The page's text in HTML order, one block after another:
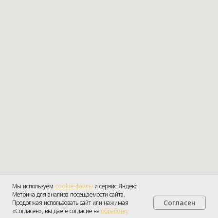
Мы используем cookie-файлы и сервис Яндекс
Метрика для анализа посещаемости сайта.
Продолжая использовать сайт или нажимая
«Согласен», вы даёте согласие на обработку
Согласен
ПОЛУЧИТЬ КОНСУЛЬТАЦИЮ